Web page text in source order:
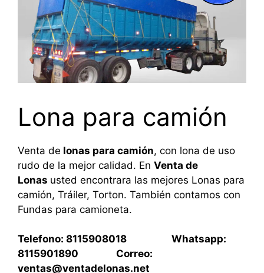
Lona para camión
Venta de lonas para camión, con lona de uso
rudo de la mejor calidad. En Venta de
Lonas usted encontrara las mejores Lonas para
camión, Tráiler, Torton. También contamos con
Fundas para camioneta.
Telefono: 8115908018 Whatsapp:
8115901890 Correo:
ventas@ventadelonas.net